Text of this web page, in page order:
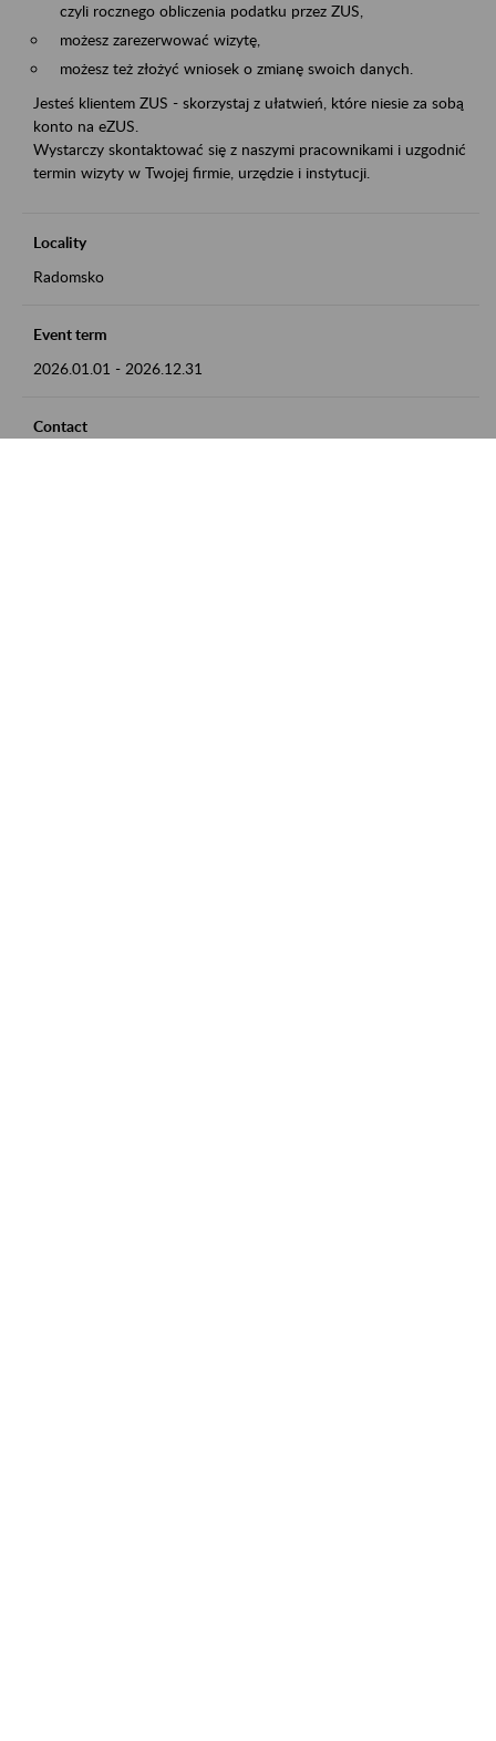
czyli rocznego obliczenia podatku przez ZUS,
możesz zarezerwować wizytę,
możesz też złożyć wniosek o zmianę swoich danych.
Jesteś klientem ZUS - skorzystaj z ułatwień, które niesie za sobą
konto na eZUS.
Wystarczy skontaktować się z naszymi pracownikami i uzgodnić
termin wizyty w Twojej firmie, urzędzie i instytucji.
Locality
Radomsko
Event term
2026.01.01 - 2026.12.31
Contact